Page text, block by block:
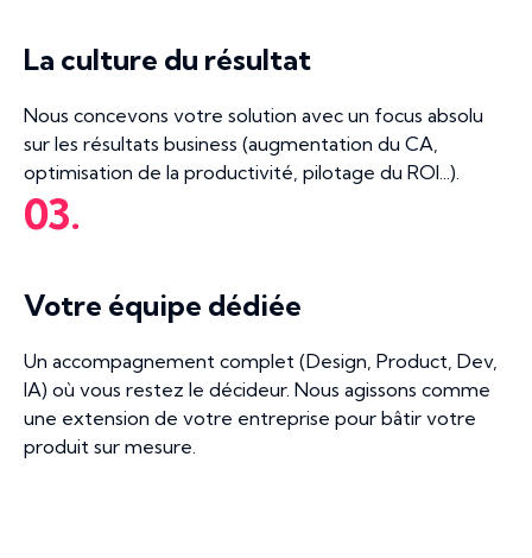
La culture du résultat
Nous concevons votre solution avec un focus absolu
sur les résultats business (augmentation du CA,
optimisation de la productivité, pilotage du ROI...).
03.
Votre équipe dédiée
Un accompagnement complet (Design, Product, Dev,
IA) où vous restez le décideur. Nous agissons comme
une extension de votre entreprise pour bâtir votre
produit sur mesure.